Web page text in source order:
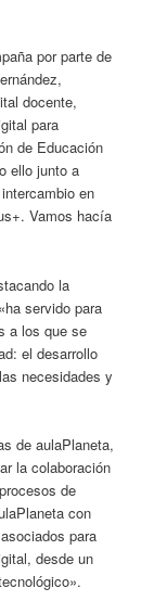
por parte de
docente,
para
de Educación
ello junto a
en
Vamos hacía
la
servido para
a los que se
el desarrollo
necesidades y
de aulaPlaneta,
la colaboración
de
con
para
desde un